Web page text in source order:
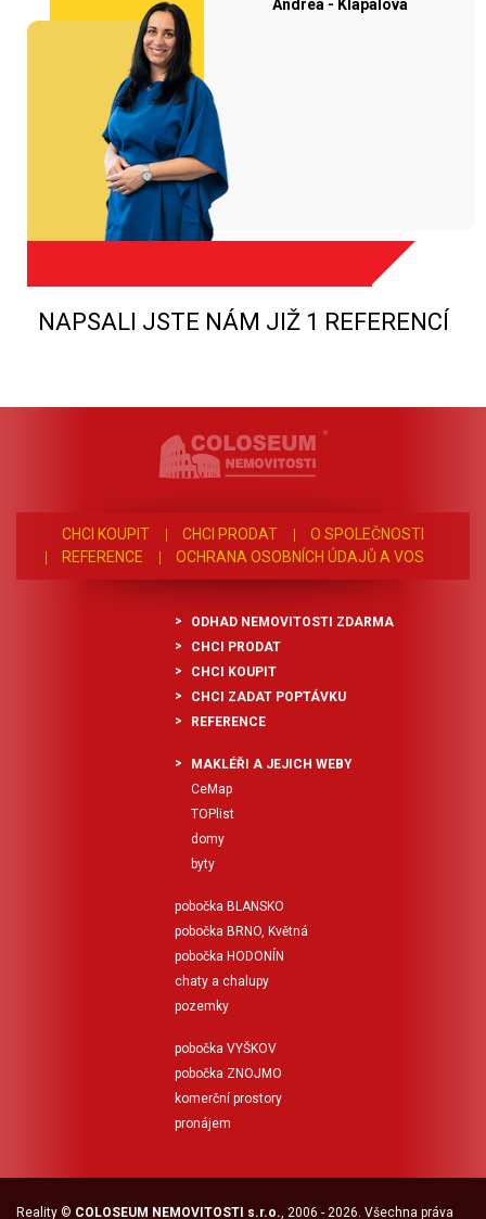
Andrea - Klapalová
NAPSALI JSTE NÁM JIŽ 1 REFERENCÍ
CHCI KOUPIT CHCI PRODAT
O SPOLEČNOSTI
REFERENCE
OCHRANA OSOBNÍCH ÚDAJŮ A VOS
ODHAD NEMOVITOSTI ZDARMA
CHCI PRODAT
CHCI KOUPIT
CHCI ZADAT POPTÁVKU
REFERENCE
MAKLÉŘI A JEJICH WEBY
CeMap
TOPlist
domy
byty
pobočka BLANSKO
pobočka BRNO, Květná
pobočka HODONÍN
chaty a chalupy
pozemky
pobočka VYŠKOV
pobočka ZNOJMO
komerční prostory
pronájem
Reality © COLOSEUM NEMOVITOSTI s.r.o. , 2006 - 2026. Všechna práva